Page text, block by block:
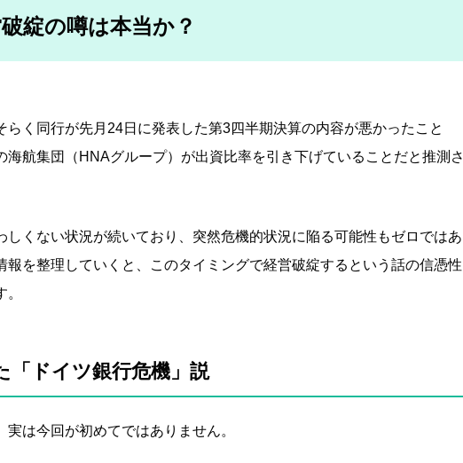
綻の噂は本当か？
らく同行が先月24日に発表した第3四半期決算の内容が悪かったこと
海航集団（HNAグループ）が出資比率を引き下げていることだと推測さ
しくない状況が続いており、突然危機的状況に陥る可能性もゼロではあ
報を整理していくと、このタイミングで経営破綻するという話の信憑性
「ドイツ銀行危機」説
は今回が初めてではありません。